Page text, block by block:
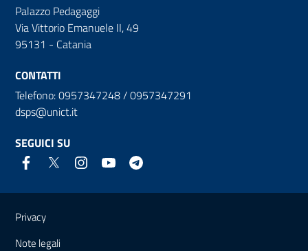
Palazzo Pedagaggi
Via Vittorio Emanuele II, 49
95131 - Catania
CONTATTI
Telefono: 0957347248 / 0957347291
dsps@unict.it
SEGUICI SU
Link e informazioni utili
Privacy
Note legali